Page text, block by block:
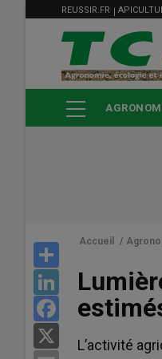
contenu
MENU
FILIÈRE
REUSSIR.FR
LinkedIn
Facebook
Accueil /
L’activité